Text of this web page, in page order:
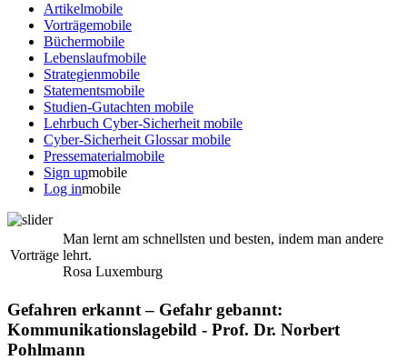
Artikelmobile
Vorträgemobile
Büchermobile
Lebenslaufmobile
Strategienmobile
Statementsmobile
Studien-Gutachten mobile
Lehrbuch Cyber-Sicherheit mobile
Cyber-Sicherheit Glossarmobile
Pressematerialmobile
Sign upmobile
Log inmobile
Vorträge
Man lernt am schnellsten und besten, indem man andere
lehrt.
Rosa Luxemburg
Gefahren erkannt – Gefahr gebannt:
Kommunikationslagebild - Prof. Dr. Norbert
Pohlmann